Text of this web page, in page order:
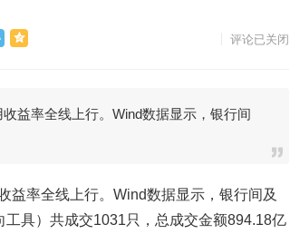
评论已关闭
率全线上行。Wind数据显示，银行间
益率全线上行。Wind数据显示，银行间及
具）共成交1031只，总成交金额894.18亿